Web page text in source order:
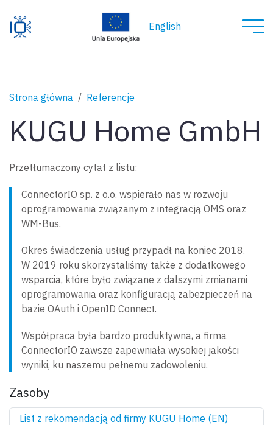
English
Strona główna Referencje
KUGU Home GmbH
Przetłumaczony cytat z listu:
ConnectorIO sp. z o.o. wspierało nas w rozwoju
oprogramowania związanym z integracją OMS oraz
WM-Bus.
Okres świadczenia usług przypadł na koniec 2018.
W 2019 roku skorzystaliśmy także z dodatkowego
wsparcia, które było związane z dalszymi zmianami
oprogramowania oraz konfiguracją zabezpieczeń na
bazie OAuth i OpenID Connect.
Współpraca była bardzo produktywna, a firma
ConnectorIO zawsze zapewniała wysokiej jakości
wyniki, ku naszemu pełnemu zadowoleniu.
Zasoby
List z rekomendacją od firmy KUGU Home (EN)